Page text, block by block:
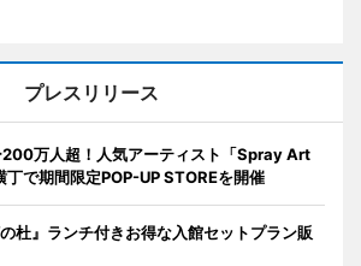
プレスリリース
万人超！人気アーティスト「Spray Art
で期間限定POP-UP STOREを開催
杜』ランチ付きお得な入館セットプラン販